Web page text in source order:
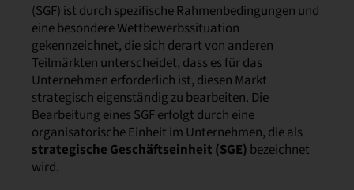
(SGF) ist durch spezifische Rahmenbedingungen und
eine besondere Wettbewerbssituation
gekennzeichnet, die sich derart von anderen
Teilmärkten unterscheidet, dass es für das
Unternehmen erforderlich ist, diesen Markt
strategisch eigenständig zu bearbeiten. Die
Bearbeitung eines SGF erfolgt durch eine
organisatorische Einheit im Unternehmen, die als
strategische Geschäftseinheit (SGE) bezeichnet
wird.